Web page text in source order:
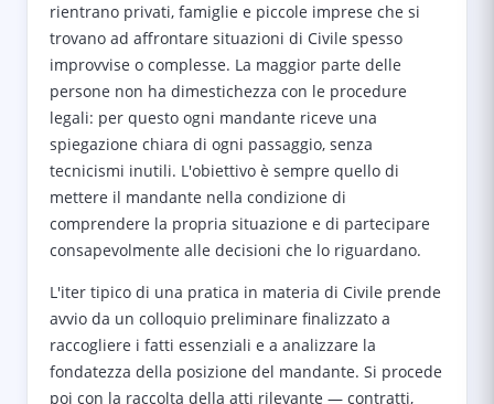
rientrano privati, famiglie e piccole imprese che si
trovano ad affrontare situazioni di Civile spesso
improvvise o complesse. La maggior parte delle
persone non ha dimestichezza con le procedure
legali: per questo ogni mandante riceve una
spiegazione chiara di ogni passaggio, senza
tecnicismi inutili. L'obiettivo è sempre quello di
mettere il mandante nella condizione di
comprendere la propria situazione e di partecipare
consapevolmente alle decisioni che lo riguardano.
L'iter tipico di una pratica in materia di Civile prende
avvio da un colloquio preliminare finalizzato a
raccogliere i fatti essenziali e a analizzare la
fondatezza della posizione del mandante. Si procede
poi con la raccolta della atti rilevante — contratti,